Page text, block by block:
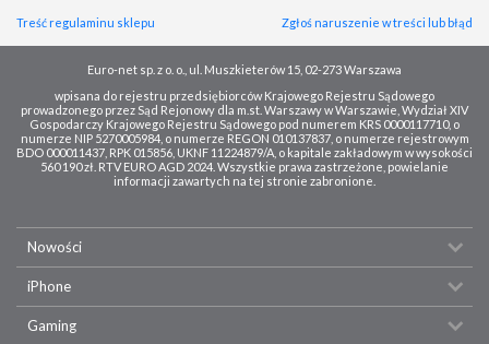
Treść regulaminu sklepu Zgłoś naruszenie w treści lub błąd
Euro-net sp. z o. o., ul. Muszkieterów 15, 02-273 Warszawa
wpisana do rejestru przedsiębiorców Krajowego Rejestru Sądowego
prowadzonego przez Sąd Rejonowy dla m.st. Warszawy w Warszawie, Wydział XIV
Gospodarczy Krajowego Rejestru Sądowego pod numerem KRS 0000117710, o
numerze NIP 5270005984, o numerze REGON 010137837, o numerze rejestrowym
BDO 000011437, RPK 015856, UKNF 11224879/A, o kapitale zakładowym w wysokości
560 190 zł. RTV EURO AGD 2024. Wszystkie prawa zastrzeżone, powielanie
informacji zawartych na tej stronie zabronione.
Nowości
iPhone
Gaming